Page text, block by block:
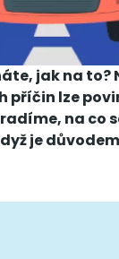
jak na to?
příčin lze
na co
je